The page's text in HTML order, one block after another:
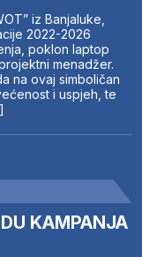
iz Banjaluke,
2022-2026
poklon laptop
menadžer.
na ovaj simboličan
i uspjeh, te
KAMPANJA